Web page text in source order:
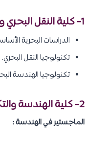
1- كلية النقل البحري والتكنولوجيا :
الدراسات البحرية
تكنولوجيا النقل البحري.
تكنولوجيا الهندسة
2- كلية الهندسة والتكنولوجيا :
الماجستير في الهندسة :